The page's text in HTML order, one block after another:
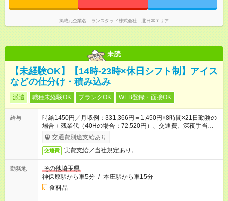
掲載元企業名 ランスタッド株式会社 北日本エリア
未読
【未経験OK】【14時-23時×休日シフト制】アイス
などの仕分け・積み込み
派遣 職種未経験OK ブランクOK WEB登録・面接OK
給与
時給1450円／月収例：331,366円＝1,450円×8時間×21日勤務の
場合＋残業代（40Hの場合：72,520円）、交通費、深夜手当
（約15,246円）
交通費別途支給あり
交通費 実費支給／当社規定あり。
勤務地
その他埼玉県
神保原駅から車5分 / 本庄駅から車15分
食料品